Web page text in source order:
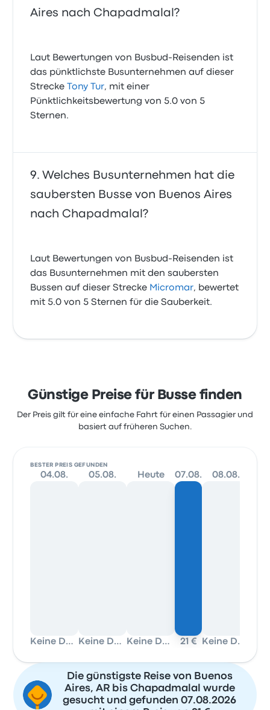
Aires nach Chapadmalal?
Laut Bewertungen von Busbud-Reisenden ist
das pünktlichste Busunternehmen auf dieser
StreckeTony Tur, mit einer
Pünktlichkeitsbewertung von 5.0 von 5
Sternen.
Welches Busunternehmen hat die
saubersten Busse von Buenos Aires
nach Chapadmalal?
Laut Bewertungen von Busbud-Reisenden ist
das Busunternehmen mit den saubersten
Bussen auf dieser Strecke Micromar, bewertet
mit 5.0 von 5 Sternen für die Sauberkeit.
Günstige Preise für Busse finden
Der Preis gilt für eine einfache Fahrt für einen Passagier und
basiert auf früheren Suchen.
BESTER PREIS GEFUNDEN
04.08.
Keine Daten
05.08.
Keine Daten
Heute
Keine Daten
07.08.
21 €
08.08.
Keine Daten
Die günstigste Reise von Buenos
Aires, AR bis Chapadmalal wurde
gesucht und gefunden 07.08.2026